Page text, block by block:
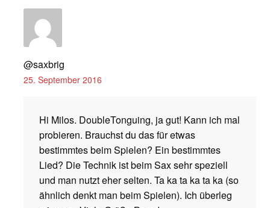
@saxbrig
25. September 2016
Hi Milos. DoubleTonguing, ja gut! Kann ich mal
probieren. Brauchst du das für etwas
bestimmtes beim Spielen? Ein bestimmtes
Lied? Die Technik ist beim Sax sehr speziell
und man nutzt eher selten. Ta ka ta ka ta ka (so
ähnlich denkt man beim Spielen). Ich überleg